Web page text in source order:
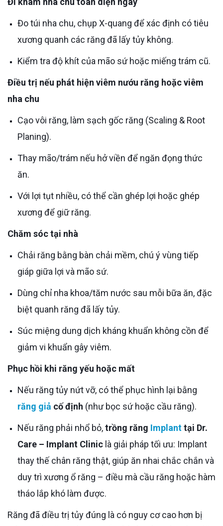
Đo túi nha chu, chụp X-quang để xác định có tiêu
xương quanh các răng đã lấy tủy không.
Kiểm tra độ khít của mão sứ hoặc miếng trám cũ.
Điều trị nếu phát hiện viêm nướu răng hoặc viêm
nha chu
Cạo vôi răng, làm sạch gốc răng (Scaling & Root
Planing).
Thay mão/trám nếu hở viền để ngăn đọng thức
ăn.
Với lợi tụt nhiều, có thể cần ghép lợi hoặc ghép
xương để giữ răng.
Chăm sóc tại nhà
Chải răng bằng bàn chải mềm, chú ý vùng tiếp
giáp giữa lợi và mão sứ.
Dùng chỉ nha khoa/tăm nước sau mỗi bữa ăn, đặc
biệt quanh răng đã lấy tủy.
Súc miệng dung dịch kháng khuẩn không cồn để
giảm vi khuẩn gây viêm.
Phục hồi khi răng yếu hoặc mất
Nếu răng tủy nứt vỡ, có thể phục hình lại bằng
răng giả cố định (như bọc sứ hoặc cầu răng).
Nếu răng phải nhổ bỏ,trồng răng Implanttại Dr.
Care – Implant Clinic là giải pháp tối ưu: Implant
thay thế chân răng thật, giúp ăn nhai chắc chắn và
duy trì xương ổ răng – điều mà cầu răng hoặc hàm
tháo lắp khó làm được.
Răng đã điều trị tủy đúng là có nguy cơ cao hơn bị